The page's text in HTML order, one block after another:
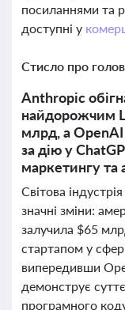
посиланнями та
доступні у
Стисло про
Anthropic
найдорожчим
млрд, а
за дію у
маркетингу та
Світова
значні зміни:
залучила $65
стартапом у
випередивши
демонструє
програмного